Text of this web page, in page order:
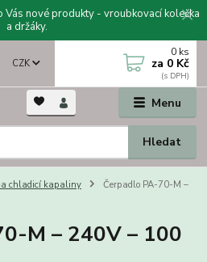
Vás nové produkty - vroubkovací kolečka
a držáky.
Menu
CZK
Hledat
0 ks
za 0 Kč
chladicí kapaliny
Čerpadlo PA-70-M –
M – 240V – 100